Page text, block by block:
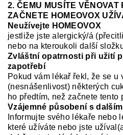
2. ČEMU MUSÍTE VĚNOVAT
ZAČNETE HOMEOVOX
Neužívejte HOMEOVOX
jestliže jste alergický/á
nebo na kteroukoli další
Zvláštní opatrnosti při užití
zapotřebí
Pokud vám lékař řekl, že se
(nesnášenlivost) některých
ho předtím, než začnete tento
Vzájemné působení s
Informujte svého lékaře nebo
které užíváte nebo jste